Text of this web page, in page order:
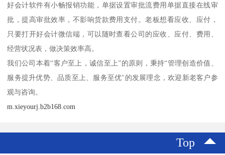
好会计软件有小畅报销功能，单据设置审批流费用单据直接在线审
批，提高审批效率，不影响货款费用支付。老板想看应收、应付，
只要打开好会计微信端，可以随时查看公司的应收、应付、费用、
经营状况表，做决策效率高。
我们公司本着“客户至上，诚信至上”的原则，秉持“管理创造价值、
服务提升优势、品质至上、服务至优"的发展理念，欢迎新老客户参
观与咨询。
m.xieyourj.b2b168.com
Top